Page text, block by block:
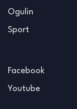
Ogulin
Sport
Facebook
Youtube